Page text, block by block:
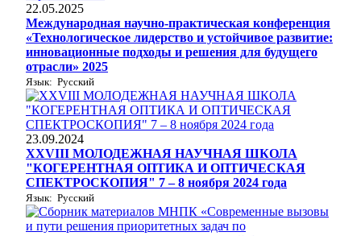
22.05.2025
Международная научно-практическая конференция
«Технологическое лидерство и устойчивое развитие:
инновационные подходы и решения для будущего
отрасли» 2025
Язык: Русский
23.09.2024
XXVIII МОЛОДЕЖНАЯ НАУЧНАЯ ШКОЛА
"КОГЕРЕНТНАЯ ОПТИКА И ОПТИЧЕСКАЯ
СПЕКТРОСКОПИЯ" 7 – 8 ноября 2024 года
Язык: Русский